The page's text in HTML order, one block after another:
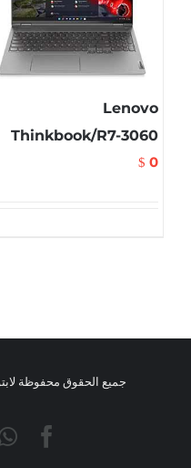
Lenovo
Thinkbook/R7-3060
$ 0
جميع الحقوق محفوظة